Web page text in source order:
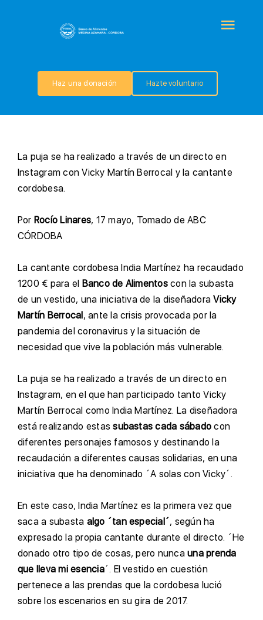
QUIÉNES SOMOS
TRANSPARENCIA
NOTICIAS
CONTACTO
Haz una donación Hazte voluntario
La puja se ha realizado a través de un directo en
Instagram con Vicky Martín Berrocal y la cantante
cordobesa.
Por Rocío Linares, 17 mayo, Tomado de ABC
CÓRDOBA
La cantante cordobesa India Martínez ha recaudado
1200 € para el Banco de Alimentoscon la subasta
de un vestido, una iniciativa de la diseñadoraVicky
Martín Berrocal, ante la crisis provocada por la
pandemia del coronavirus y la situación de
necesidad que vive la población más vulnerable.
La puja se ha realizado a través de un directo en
Instagram, en el que han participado tanto Vicky
Martín Berrocal como India Martínez. La diseñadora
está realizando estassubastas cada sábado con
diferentes personajes famosos y destinando la
recaudación a diferentes causas solidarias, en una
iniciativa que ha denominado ´A solas con Vicky´.
En este caso, India Martínez es la primera vez que
saca a subasta algo ´tan especial´, según ha
expresado la propia cantante durante el directo. ´He
donado otro tipo de cosas, pero nuncauna prenda
que lleva mi esencia´. El vestido en cuestión
pertenece a las prendas que la cordobesa lució
sobre los escenarios en su gira de 2017.